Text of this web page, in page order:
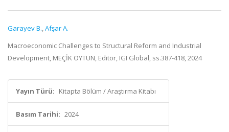
Garayev B.,Afşar A.
Macroeconomic Challenges to Structural Reform and Industrial
Development, MEÇİK OYTUN, Editör, IGI Global, ss.387-418, 2024
Yayın Türü: Kitapta Bölüm / Araştırma Kitabı
Basım Tarihi: 2024